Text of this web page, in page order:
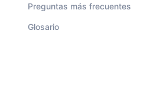
Preguntas más frecuentes
Glosario